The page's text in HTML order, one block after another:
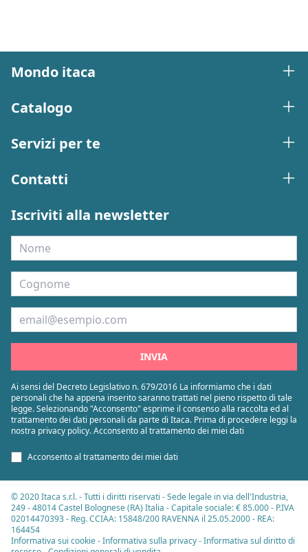
Mondo itaca
Catalogo
Servizi per te
Contatti
Iscriviti alla newsletter
Nome
Cognome
Email
INVIA
Ai sensi del Decreto Legislativo n. 679/2016 La informiamo che i dati
personali che ha appena inserito saranno trattati nel pieno rispetto di tale
legge. Selezionando "Acconsento" esprime il consenso alla raccolta ed al
trattamento dei dati personali da parte di Itaca. Prima di procedere leggi la
nostra privacy policy. Acconsento al trattamento dei miei dati
Acconsento al trattamento dei miei dati
© 2020 Itaca s.r.l. - Tutti i diritti riservati - Sede legale in via dell'Industria,
249 - 48014 Castel Bolognese (RA) Italia - Capitale sociale: € 85.000 - P.IVA
02014470393 - Reg. CCIAA: 15848/200 RAVENNA il 25.05.2000 - REA:
164454
Informativa sui cookie-Informativa sulla privacy-Informativa sul diritto di